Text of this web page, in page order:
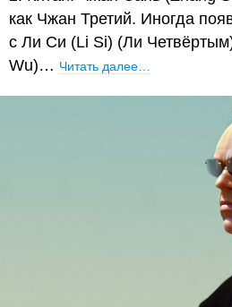
как Чжан Третий. Иногда
с Ли Си (Li Si) (Ли
Wu)… Читать далее…